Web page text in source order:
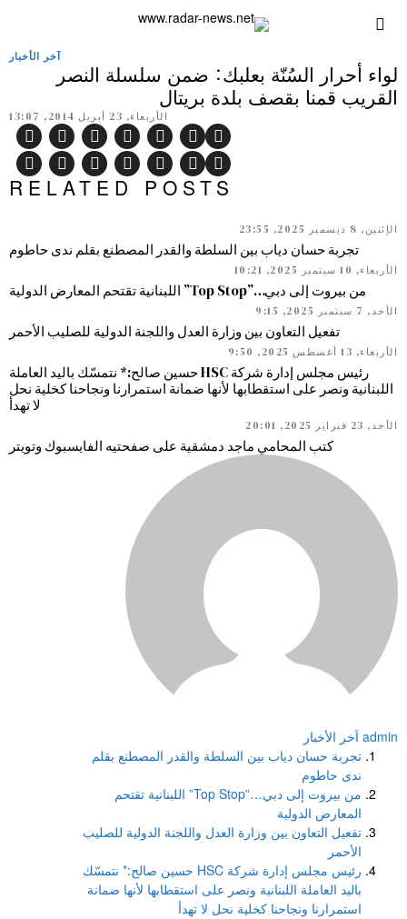
آخر الأخبار
لواء أحرار السُنّة بعلبك: ضمن سلسلة النصر
القريب قمنا بقصف بلدة بريتال
الأربعاء, 23 أبريل 2014, 13:07
RELATED POSTS
الإثنين, 8 ديسمبر 2025, 23:55
تجربة حسان دياب بين السلطة والقدر المصطنع بقلم ندى حاطوم
الأربعاء, 10 سبتمبر 2025, 10:21
من بيروت إلى دبي…”Top Stop” اللبنانية تقتحم المعارض الدولية
الأحد, 7 سبتمبر 2025, 9:15
تفعيل التعاون بين وزارة العدل واللجنة الدولية للصليب الأحمر
الأربعاء, 13 أغسطس 2025, 9:50
رئيس مجلس إدارة شركة HSC حسين صالح:* نتمسّك باليد العاملة
اللبنانية ونصر على استقطابها لأنها ضمانة استمرارنا ونجاحنا كخلية نحل
لا تهدأ
الأحد, 23 فبراير 2025, 20:01
كتب المحامي ماجد دمشقية على صفحتيه الفايسبوك وتويتر
admin اَخر الأخبار
تجربة حسان دياب بين السلطة والقدر المصطنع بقلم
ندى حاطوم
من بيروت إلى دبي…”Top Stop” اللبنانية تقتحم
المعارض الدولية
تفعيل التعاون بين وزارة العدل واللجنة الدولية للصليب
الأحمر
رئيس مجلس إدارة شركة HSC حسين صالح:* نتمسّك
باليد العاملة اللبنانية ونصر على استقطابها لأنها ضمانة
استمرارنا ونجاحنا كخلية نحل لا تهدأ